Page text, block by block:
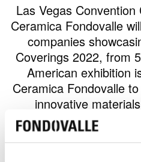
Las Vegas
Ceramica Fondovalle
companies
Coverings 2022, from
American exhibition
Ceramica Fondovalle
innovative
constantly changing
Visitors will be able